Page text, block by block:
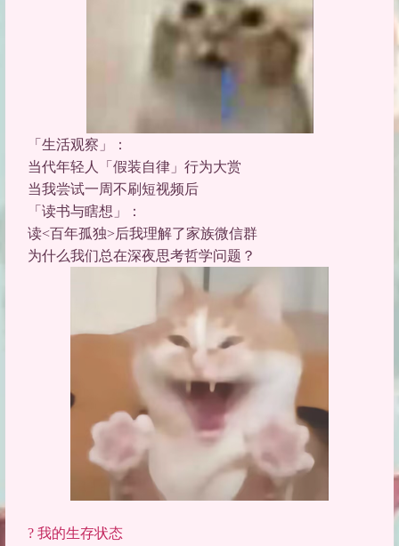
「生活观察」
：
当代年轻人「假装自律」行为大赏
当我尝试一周不刷短视频后
「读书与瞎想」
：
读<百年孤独>后我理解了家族微信群
为什么我们总在深夜思考哲学问题？
? 我的生存状态